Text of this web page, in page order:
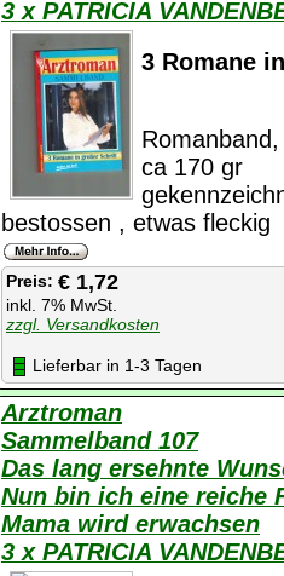
3 x PATRICIA
3 Romane
ca 170 gr
bestossen , etwas fleckig
Preis: € 1,72
inkl. 7% MwSt.
zzgl. Versandkosten
Lieferbar in 1-3 Tagen
Arztroman
Sammelband 107
Das lang ersehnte
Nun bin ich eine reiche
Mama wird erwachsen
3 x PATRICIA